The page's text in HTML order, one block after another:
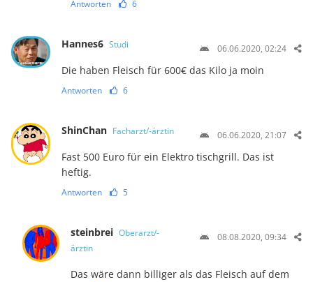
Antworten 6
Hannes6 Studi 06.06.2020, 02:24
Die haben Fleisch für 600€ das Kilo ja moin
Antworten 6
ShinChan Facharzt/-ärztin 06.06.2020, 21:07
Fast 500 Euro für ein Elektro tischgrill. Das ist
heftig.
Antworten 5
steinbrei Oberarzt/-
ärztin
08.08.2020, 09:34
Das wäre dann billiger als das Fleisch auf dem